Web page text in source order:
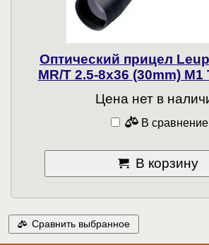
Оптический прицел
MR/T 2.5-8x36 (30mm) M1
Цена нет в
В сравнение
В корзину
Сравнить выбранное